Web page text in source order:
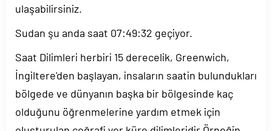
ulaşabilirsiniz.
Sudan şu anda saat 07:49:32 geçiyor.
Saat Dilimleri herbiri 15 derecelik, Greenwich,
İngiltere'den başlayan, insaların saatin bulundukları
bölgede ve dünyanın başka bir bölgesinde kaç
olduğunu öğrenmelerine yardım etmek için